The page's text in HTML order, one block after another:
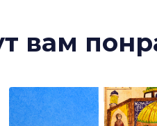
вам